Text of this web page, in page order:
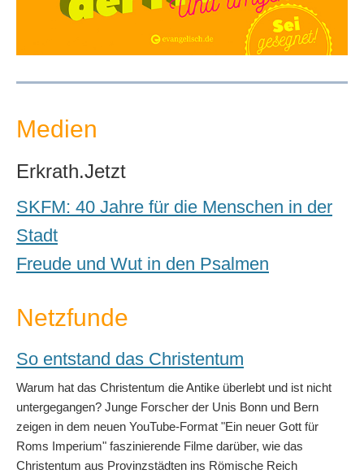
Medien
Erkrath.Jetzt
SKFM: 40 Jahre für die Menschen in der
Stadt
Freude und Wut in den Psalmen
Netzfunde
So entstand das Christentum
Warum hat das Christentum die Antike überlebt und ist nicht
untergegangen? Junge Forscher der Unis Bonn und Bern
zeigen in dem neuen YouTube-Format "Ein neuer Gott für
Roms Imperium" faszinierende Filme darüber, wie das
Christentum aus Provinzstädten ins Römische Reich